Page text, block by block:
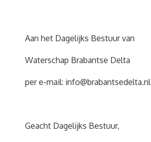
Aan het Dagelijks Bestuur van
Waterschap Brabantse Delta
per e-mail: info@brabantsedelta.nl
Geacht Dagelijks Bestuur,